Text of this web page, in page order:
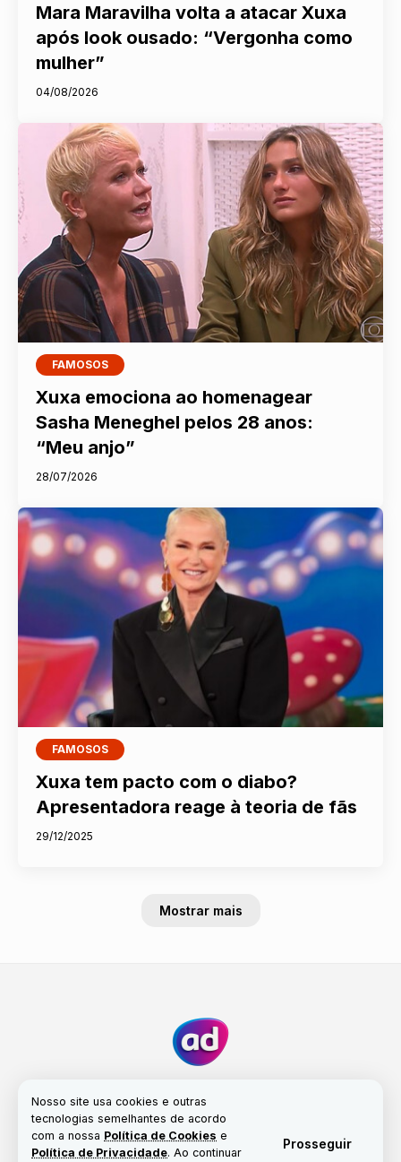
Nosso site usa cookies e outras
tecnologias semelhantes de acordo
com a nossa Política de Cookies e
Política de Privacidade. Ao continuar
Prosseguir
Mara Maravilha volta a atacar Xuxa
após look ousado: “Vergonha como
mulher”
04/08/2026
FAMOSOS
Xuxa emociona ao homenagear
Sasha Meneghel pelos 28 anos:
“Meu anjo”
28/07/2026
FAMOSOS
Xuxa tem pacto com o diabo?
Apresentadora reage à teoria de fãs
29/12/2025
Mostrar mais
Fale conosco Nossa história
Propriedade